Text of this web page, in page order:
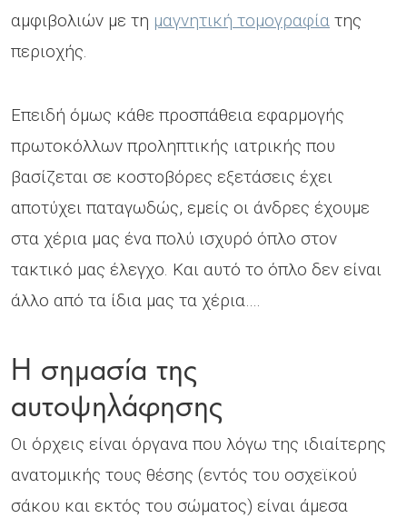
αμφιβολιών με τη μαγνητική τομογραφία της
περιοχής.
Επειδή όμως κάθε προσπάθεια εφαρμογής
πρωτοκόλλων προληπτικής ιατρικής που
βασίζεται σε κοστοβόρες εξετάσεις έχει
αποτύχει παταγωδώς, εμείς οι άνδρες έχουμε
στα χέρια μας ένα πολύ ισχυρό όπλο στον
τακτικό μας έλεγχο. Και αυτό το όπλο δεν είναι
άλλο από τα ίδια μας τα χέρια….
Η σημασία της
αυτοψηλάφησης
Οι όρχεις είναι όργανα που λόγω της ιδιαίτερης
ανατομικής τους θέσης (εντός του οσχεϊκού
σάκου και εκτός του σώματος) είναι άμεσα